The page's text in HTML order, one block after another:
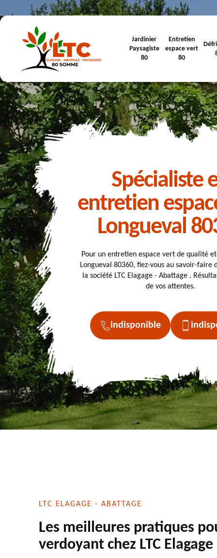
Jardinier
Paysagiste
80
Entretien
espace vert
80
Spécialiste
entretien
Longueval
Pour un entretien espace vert de qualité
Longueval 80360, fiez-vous au savoir-faire
la société LTC Elagage - Abattage .
de vos attentes.
indisponible
LTC ELAGAGE - ABATTAGE
Les meilleures pratiques
verdoyant chez LTC